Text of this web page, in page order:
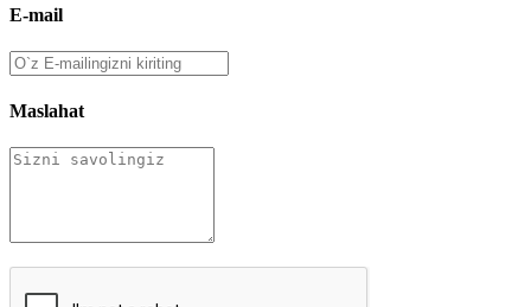
E-mail
Maslahat